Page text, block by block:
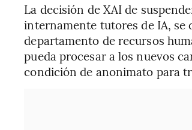
La decisión de XAI de
internamente tutores de IA, se
departamento de recursos
pueda procesar a los nuevos
condición de anonimato para